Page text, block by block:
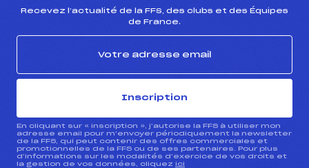
Recevez l’actualité de la FFS, des clubs et des Équipes
de France.
Inscription
En cliquant sur « inscription », j’autorise la FFS à utiliser mon
adresse email pour m’envoyer périodiquement la newsletter
de la FFS, qui peut contenir des offres commerciales et
promotionnelles de la FFS ou de ses partenaires. Pour plus
d’informations sur les modalités d’exercice de vos droits et
la gestion de vos données, cliquez ici